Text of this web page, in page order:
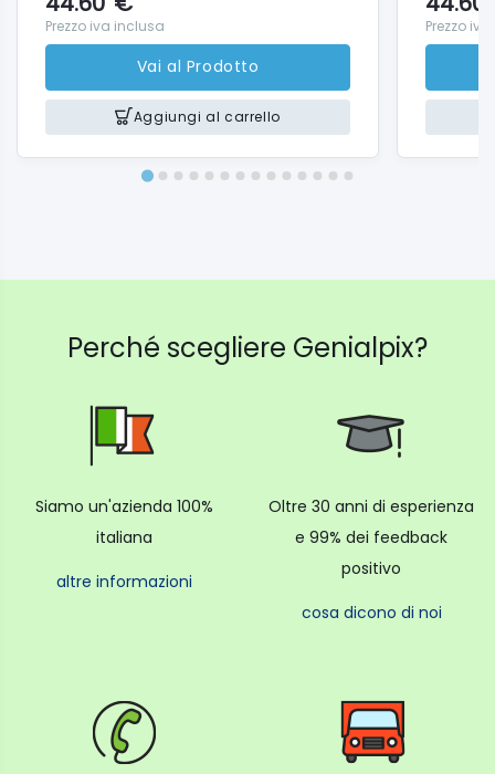
Prezzo iva inclusa
Vai al Prodotto
Aggiungi al carrello
Prezzo
Perché scegliere Genialpix?
Siamo un'azienda 100%
italiana
altre informazioni
Oltre 30 anni di esperienza
e 99% dei feedback
positivo
cosa dicono di noi